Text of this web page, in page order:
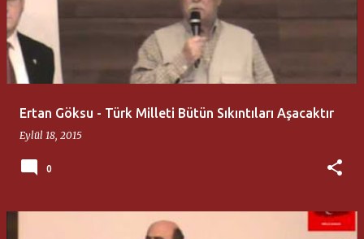
Ertan Göksu - Türk Milleti Bütün Sıkıntıları Aşacaktır
Eylül 18, 2015
0